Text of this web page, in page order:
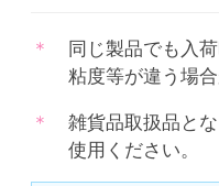
同じ製品でも入
粘度等が違う場合
雑貨品取扱品と
使用ください。